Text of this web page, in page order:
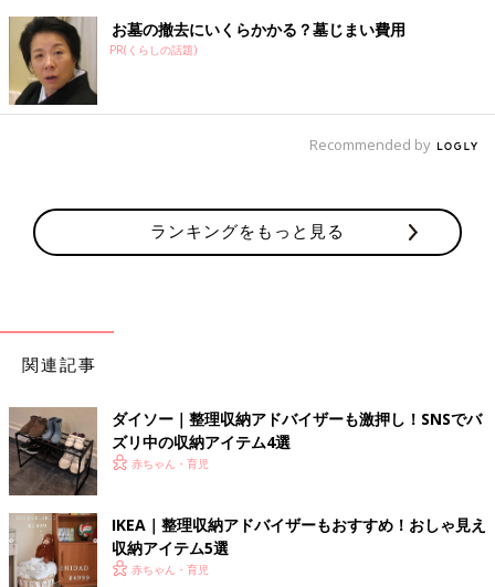
出典：Instagramアカウント「s.idumi」
いづみさんはダイソーの紙袋にトイレットペーパーを収納してい
ル入れることができるそうです。買ってきたトイレットペーパー
をそのまま入れるだけというのも楽ですね。
お墓の撤去にいくらかかる？墓じまい費用
PR(くらしの話題)
Recommended by
ランキングをもっと見る
関連記事
ダイソー｜整理収納アドバイザーも激押し！SNSでバ
ズリ中の収納アイテム4選
赤ちゃん・育児
IKEA｜整理収納アドバイザーもおすすめ！おしゃ見え
収納アイテム5選
赤ちゃん・育児